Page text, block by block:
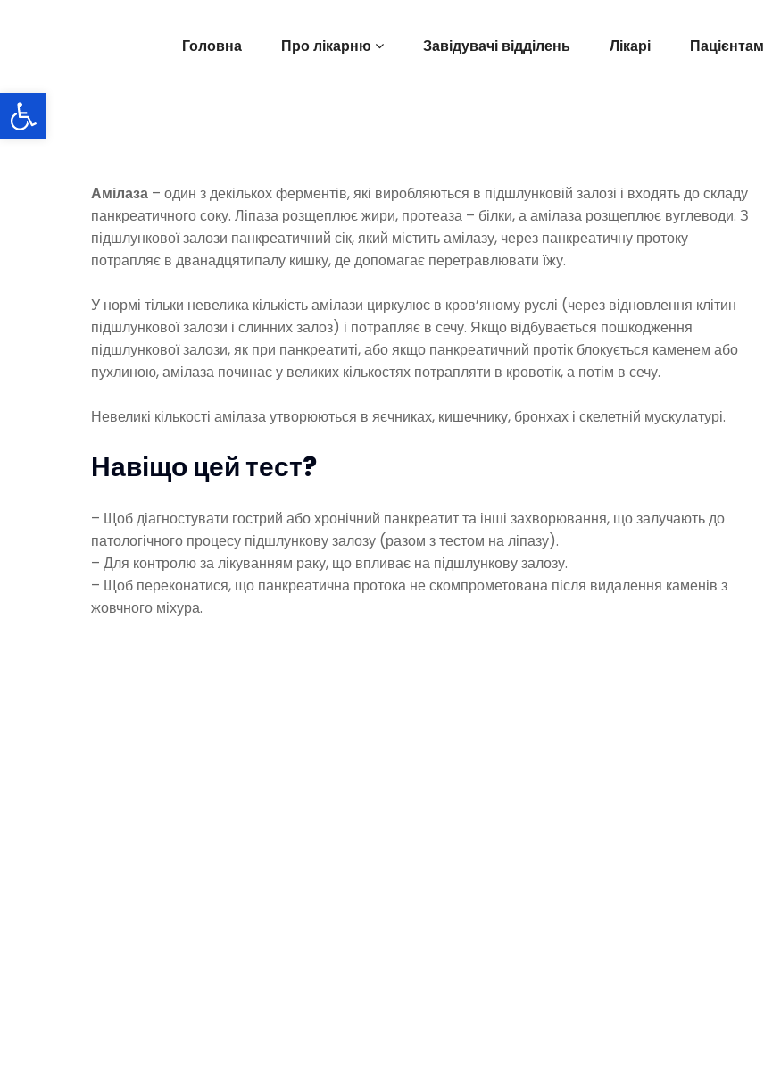
Відкрити Панель інструментів
Головна Про лікарню Завідувачі відділень Лікарі Пацієнтам
Амілаза – один з декількох ферментів, які виробляються в підшлунковій залозі і входять до складу
панкреатичного соку. Ліпаза розщеплює жири, протеаза – білки, а амілаза розщеплює вуглеводи. З
підшлункової залози панкреатичний сік, який містить амілазу, через панкреатичну протоку
потрапляє в дванадцятипалу кишку, де допомагає перетравлювати їжу.
У нормі тільки невелика кількість амілази циркулює в кров’яному руслі (через відновлення клітин
підшлункової залози і слинних залоз) і потрапляє в сечу. Якщо відбувається пошкодження
підшлункової залози, як при панкреатиті, або якщо панкреатичний протік блокується каменем або
пухлиною, амілаза починає у великих кількостях потрапляти в кровотік, а потім в сечу.
Невеликі кількості амілаза утворюються в яєчниках, кишечнику, бронхах і скелетній мускулатурі.
Навіщо цей тест?
– Щоб діагностувати гострий або хронічний панкреатит та інші захворювання, що залучають до
патологічного процесу підшлункову залозу (разом з тестом на ліпазу).
– Для контролю за лікуванням раку, що впливає на підшлункову залозу.
– Щоб переконатися, що панкреатична протока не скомпрометована після видалення каменів з
жовчного міхура.